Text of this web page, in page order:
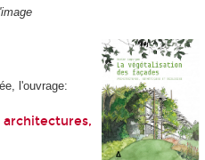
l'ouvrage:
architectures,